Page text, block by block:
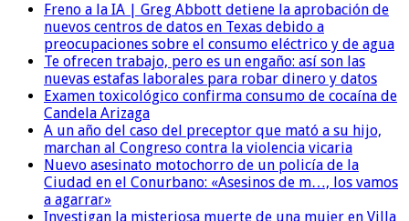
Freno a la IA | Greg Abbott detiene la aprobación de
nuevos centros de datos en Texas debido a
preocupaciones sobre el consumo eléctrico y de agua
Te ofrecen trabajo, pero es un engaño: así son las
nuevas estafas laborales para robar dinero y datos
Examen toxicológico confirma consumo de cocaína de
Candela Arizaga
A un año del caso del preceptor que mató a su hijo,
marchan al Congreso contra la violencia vicaria
Nuevo asesinato motochorro de un policía de la
Ciudad en el Conurbano: «Asesinos de m…, los vamos
a agarrar»
Investigan la misteriosa muerte de una mujer en Villa